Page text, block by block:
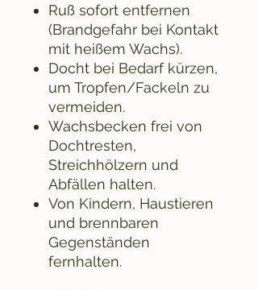
Ruß sofort entfernen
(Brandgefahr bei Kontakt
mit heißem Wachs).
Docht bei Bedarf kürzen,
um Tropfen/Fackeln zu
vermeiden.
Wachsbecken frei von
Dochtresten,
Streichhölzern und
Abfällen halten.
Von Kindern, Haustieren
und brennbaren
Gegenständen
fernhalten.